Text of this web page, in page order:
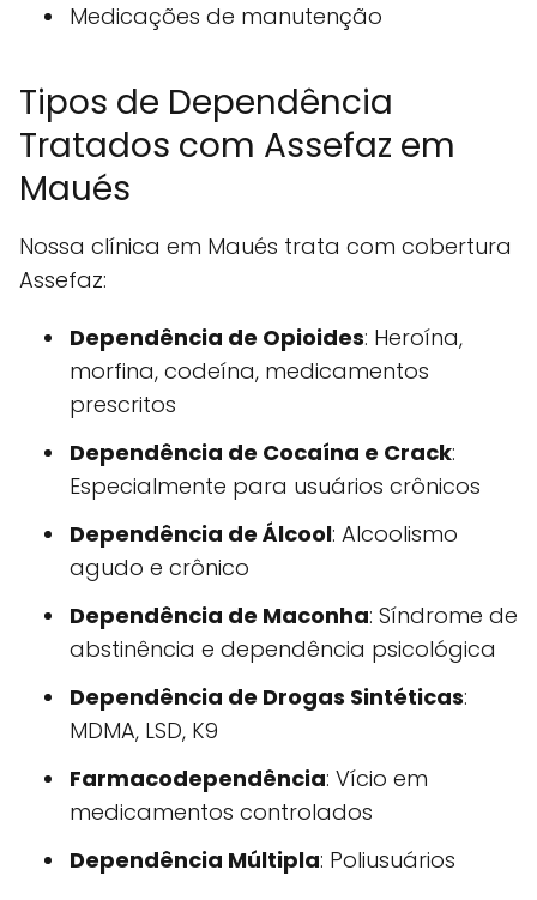
Medicações de manutenção
Tipos de Dependência
Tratados com Assefaz em
Maués
Nossa clínica em Maués trata com cobertura
Assefaz:
Dependência de Opioides: Heroína,
morfina, codeína, medicamentos
prescritos
Dependência de Cocaína e Crack:
Especialmente para usuários crônicos
Dependência de Álcool: Alcoolismo
agudo e crônico
Dependência de Maconha: Síndrome de
abstinência e dependência psicológica
Dependência de Drogas Sintéticas:
MDMA, LSD, K9
Farmacodependência: Vício em
medicamentos controlados
Dependência Múltipla: Poliusuários